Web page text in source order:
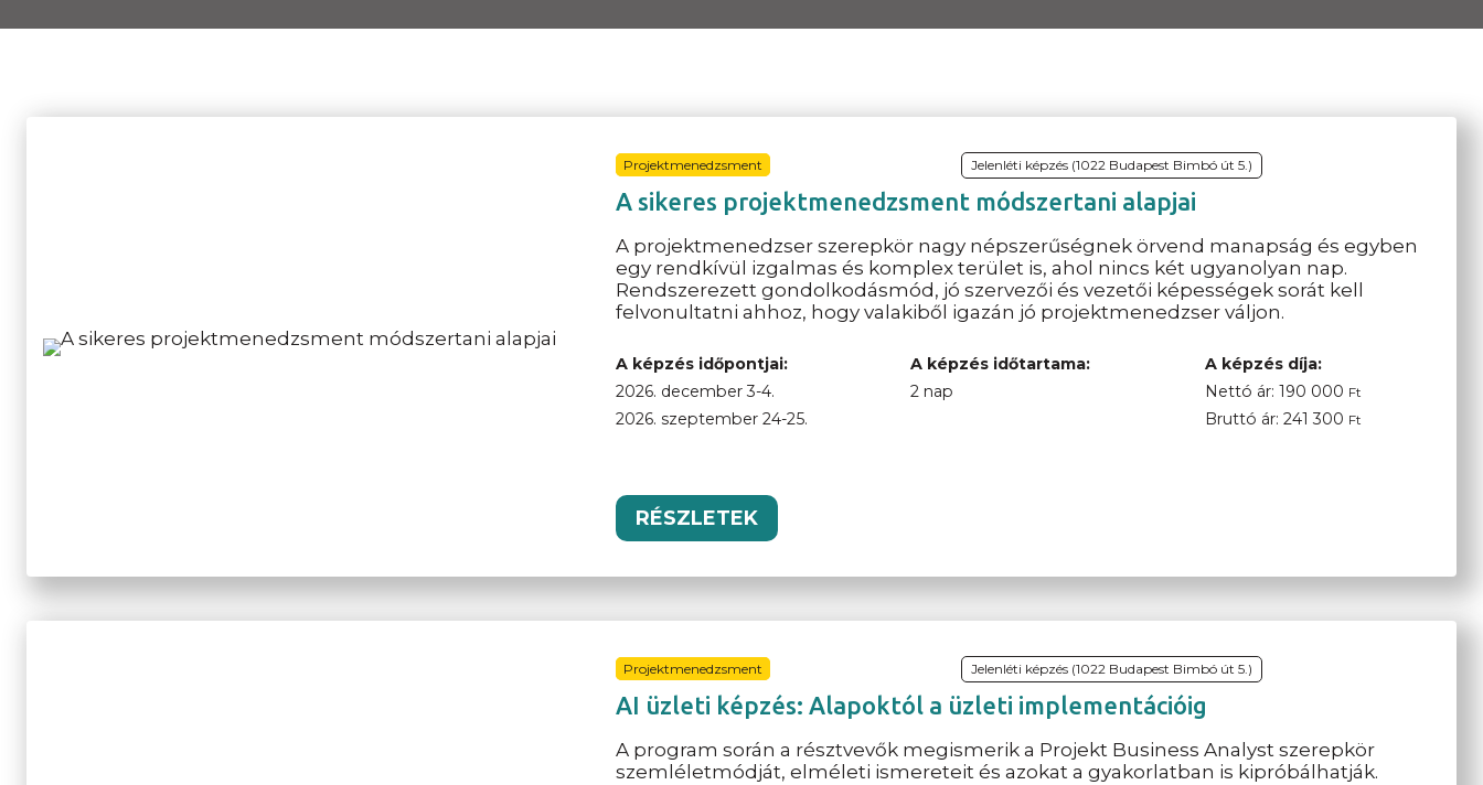
Projektmenedzsment Jelenléti képzés (1022 Budapest Bimbó út 5.)
A sikeres projektmenedzsment módszertani alapjai
A projektmenedzser szerepkör nagy népszerűségnek örvend manapság és egyben
egy rendkívül izgalmas és komplex terület is, ahol nincs két ugyanolyan nap.
Rendszerezett gondolkodásmód, jó szervezői és vezetői képességek sorát kell
felvonultatni ahhoz, hogy valakiből igazán jó projektmenedzser váljon.
A képzés időpontjai:
2026. december 3-4.
2026. szeptember 24-25.
A képzés időtartama:
2 nap
A képzés díja:
Nettó ár: 190 000 Ft
Bruttó ár: 241 300 Ft
RÉSZLETEK
Projektmenedzsment Jelenléti képzés (1022 Budapest Bimbó út 5.)
AI üzleti képzés: Alapoktól a üzleti implementációig
A program során a résztvevők megismerik a Projekt Business Analyst szerepkör
szemléletmódját, elméleti ismereteit és azokat a gyakorlatban is kipróbálhatják.